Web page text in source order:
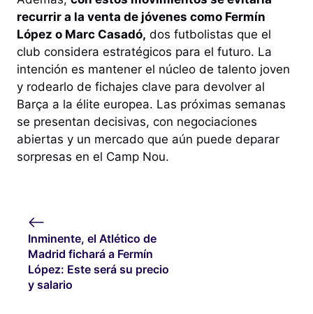
recurrir a la venta de jóvenes como Fermín
López o Marc Casadó, dos futbolistas que el
club considera estratégicos para el futuro. La
intención es mantener el núcleo de talento joven
y rodearlo de fichajes clave para devolver al
Barça a la élite europea. Las próximas semanas
se presentan decisivas, con negociaciones
abiertas y un mercado que aún puede deparar
sorpresas en el Camp Nou.
Inminente, el Atlético de
Madrid fichará a Fermín
López: Este será su precio
y salario